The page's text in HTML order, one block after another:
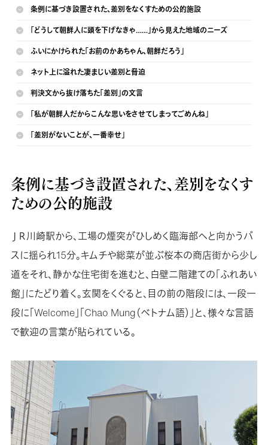
条例に基づき設置された、差別をなくすための公的施設
「どうして朝鮮人に頭を下げなきゃ……」から見えた地域のニーズ
ふいにかけられた「お前のかあちゃん、朝鮮だろう」
ネット上に溢れた凄まじい差別と脅迫
判決文から抜け落ちた「差別」の文言
「私が朝鮮人だからこんな思いをさせてしまってごめんね」
「差別がないことが、一番幸せ」
条例に基づき設置された、差別をなくす
ための公的施設
ＪＲ川崎駅から、工場の煙突がひしめく臨海部へと向かうバ
スに揺られ15分。キムチや総菜が並ぶ桜本の商店街から少し
道をそれ、静かな住宅街を進むと、白壁二階建ての「ふれあい
館」にたどり着く。玄関をくぐると、目の前の階段には、一段一
段に「Welcome」「Chao Mung（ベトナム語）」と、様々な言語
で歓迎の言葉が貼られている。